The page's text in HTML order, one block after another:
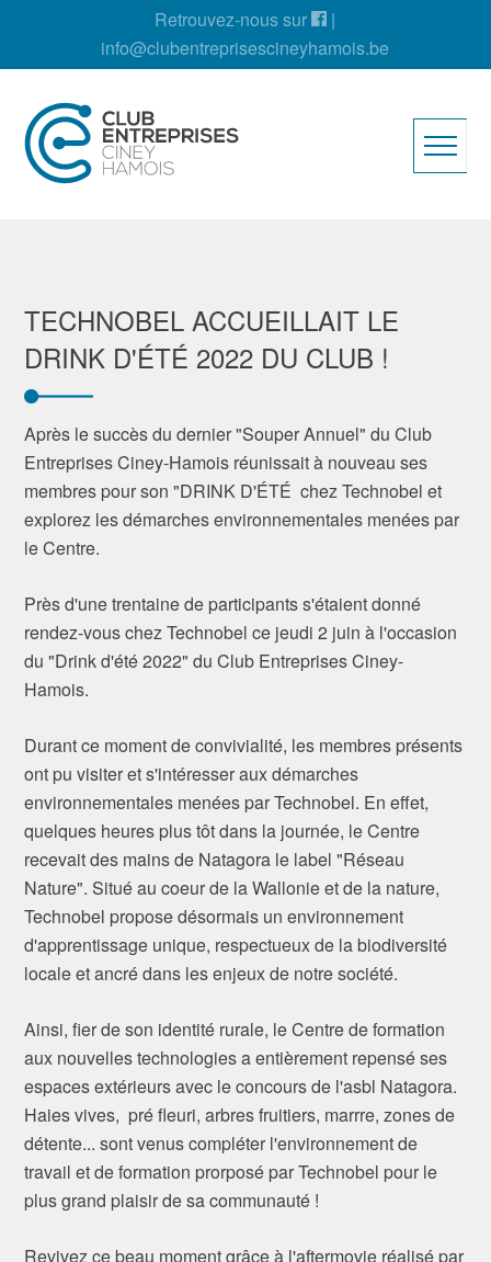
Retrouvez-nous sur
|
info@clubentreprisescineyhamois.be
TECHNOBEL ACCUEILLAIT LE
DRINK D'ÉTÉ 2022 DU CLUB !
Après le succès du dernier "Souper Annuel" du Club
Entreprises Ciney-Hamois réunissait à nouveau ses
membres pour son "DRINK D'ÉTÉ chez Technobel et
explorez les démarches environnementales menées par
le Centre.
Près d'une trentaine de participants s'étaient donné
rendez-vous chez Technobel ce jeudi 2 juin à l'occasion
du "Drink d'été 2022" du Club Entreprises Ciney-
Hamois.
Durant ce moment de convivialité, les membres présents
ont pu visiter et s'intéresser aux démarches
environnementales menées par Technobel. En effet,
quelques heures plus tôt dans la journée, le Centre
recevait des mains de Natagora le label "Réseau
Nature". Situé au coeur de la Wallonie et de la nature,
Technobel propose désormais un environnement
d'apprentissage unique, respectueux de la biodiversité
locale et ancré dans les enjeux de notre société.
Ainsi, fier de son identité rurale, le Centre de formation
aux nouvelles technologies a entièrement repensé ses
espaces extérieurs avec le concours de l'asbl Natagora.
Haies vives, pré fleuri, arbres fruitiers, marrre, zones de
détente... sont venus compléter l'environnement de
travail et de formation prorposé par Technobel pour le
plus grand plaisir de sa communauté !
Revivez ce beau moment grâce à l'aftermovie réalisé par